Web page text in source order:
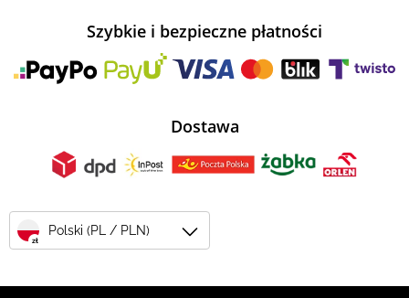
Szybkie i bezpieczne płatności
Dostawa
zł
Polski (PL / PLN)